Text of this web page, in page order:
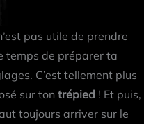
pas utile de prendre
temps de préparer ta
C’est tellement plus
sur ton trépied ! Et puis,
toujours arriver sur le